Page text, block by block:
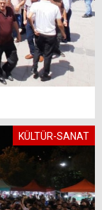
KÜLTÜR-SANAT